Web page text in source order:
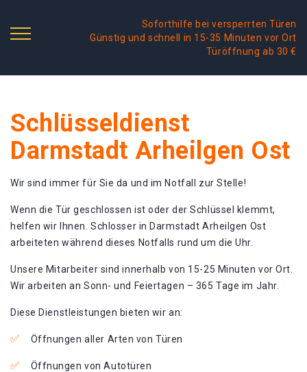
Soforthilfe bei versperrten Türen
Günstig und schnell in 15-35 Minuten vor Ort
Türöffnung ab 30 €
Schlüsseldienst
Darmstadt Arheilgen Ost
Wir sind immer für Sie da und im Notfall zur Stelle!
Wenn die Tür geschlossen ist oder der Schlüssel klemmt,
helfen wir Ihnen. Schlosser in Darmstadt Arheilgen Ost
arbeiteten während dieses Notfalls rund um die Uhr.
Unsere Mitarbeiter sind innerhalb von 15-25 Minuten vor Ort.
Wir arbeiten an Sonn- und Feiertagen – 365 Tage im Jahr.
Diese Dienstleistungen bieten wir an:
Öffnungen aller Arten von Türen
Öffnungen von Autotüren